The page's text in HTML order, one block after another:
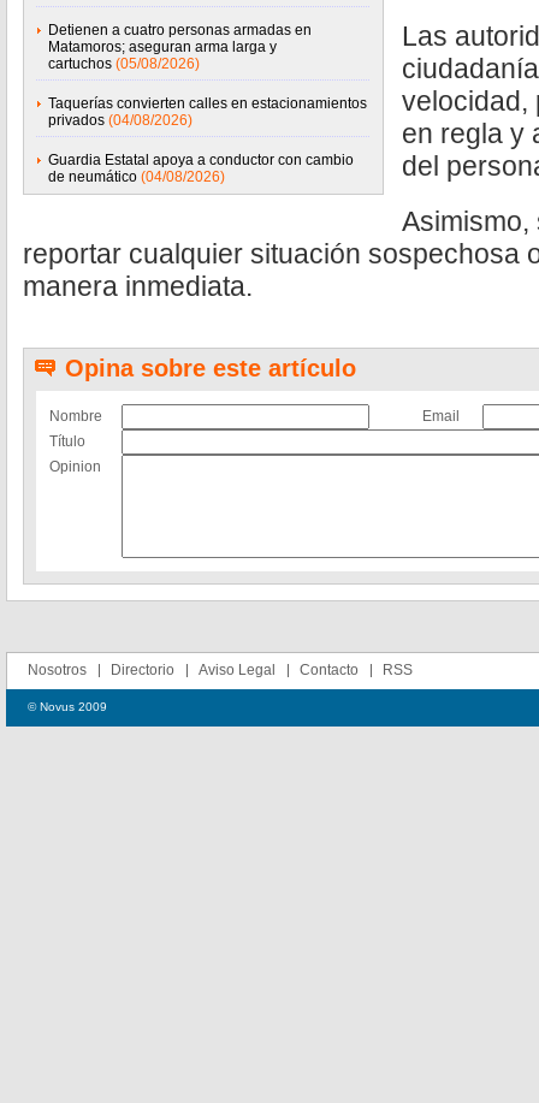
Detienen a cuatro personas armadas en
Matamoros; aseguran arma larga y
cartuchos (05/08/2026)
Taquerías convierten calles en estacionamientos
privados (04/08/2026)
Guardia Estatal apoya a conductor con cambio
de neumático (04/08/2026)
Las
velocidad,
en regla y
del
Asimismo,
reportar cualquier situación sospechosa
manera inmediata.
Opina sobre este artículo
Nombre
Email
Título
Opinion
Nosotros Directorio Aviso Legal Contacto RSS
© Novus 2009